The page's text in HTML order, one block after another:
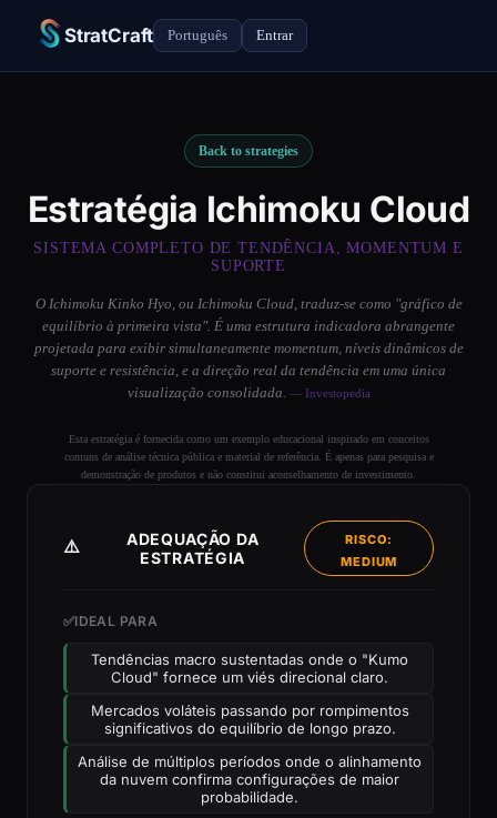
StratCraft Português Entrar
Back to strategies
Estratégia Ichimoku Cloud
SISTEMA COMPLETO DE TENDÊNCIA, MOMENTUM E
SUPORTE
O Ichimoku Kinko Hyo, ou Ichimoku Cloud, traduz-se como "gráfico de
equilíbrio à primeira vista". É uma estrutura indicadora abrangente
projetada para exibir simultaneamente momentum, níveis dinâmicos de
suporte e resistência, e a direção real da tendência em uma única
visualização consolidada. — Investopedia
Esta estratégia é fornecida como um exemplo educacional inspirado em conceitos
comuns de análise técnica pública e material de referência. É apenas para pesquisa e
demonstração de produtos e não constitui aconselhamento de investimento.
⚠️
ADEQUAÇÃO DA
ESTRATÉGIA
RISCO:
MEDIUM
✅IDEAL PARA
Tendências macro sustentadas onde o "Kumo
Cloud" fornece um viés direcional claro.
Mercados voláteis passando por rompimentos
significativos do equilíbrio de longo prazo.
Análise de múltiplos períodos onde o alinhamento
da nuvem confirma configurações de maior
probabilidade.